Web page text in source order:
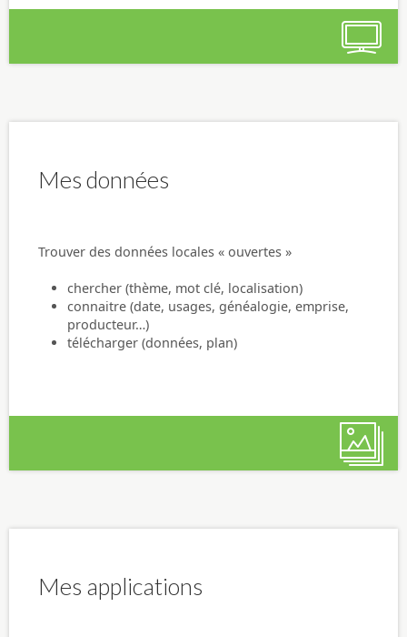
Mes données
Trouver des données locales « ouvertes »
chercher (thème, mot clé, localisation)
connaitre (date, usages, généalogie, emprise,
producteur…)
télécharger (données, plan)
Mes applications